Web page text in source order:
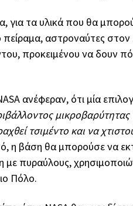
για τα υλικά που θα
αστροναύτες στον
προκειμένου να δουν
ανέφεραν, ότι μία
μικροβαρύτητας
τσιμέντο και να
η βάση θα μπορούσε να
πυραύλους,
Πόλο.